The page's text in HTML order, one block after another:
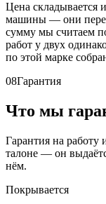
Цена складывается
машины — они
сумму мы считаем
работ у двух
по этой марке
08Гарантия
Что мы
Гарантия на работу
талоне — он
нём.
Покрывается